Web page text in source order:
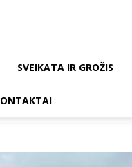
SVEIKATA IR GROŽIS